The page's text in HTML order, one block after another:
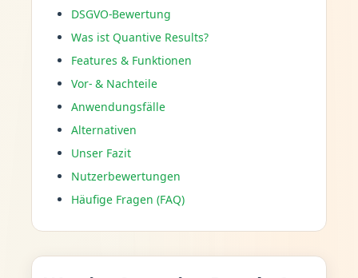
DSGVO-Bewertung
Was ist Quantive Results?
Features & Funktionen
Vor- & Nachteile
Anwendungsfälle
Alternativen
Unser Fazit
Nutzerbewertungen
Häufige Fragen (FAQ)